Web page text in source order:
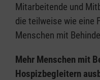
Mitarbeitende und
die teilweise wie eine
Menschen mit
Mehr Menschen mit
Hospizbegleitern